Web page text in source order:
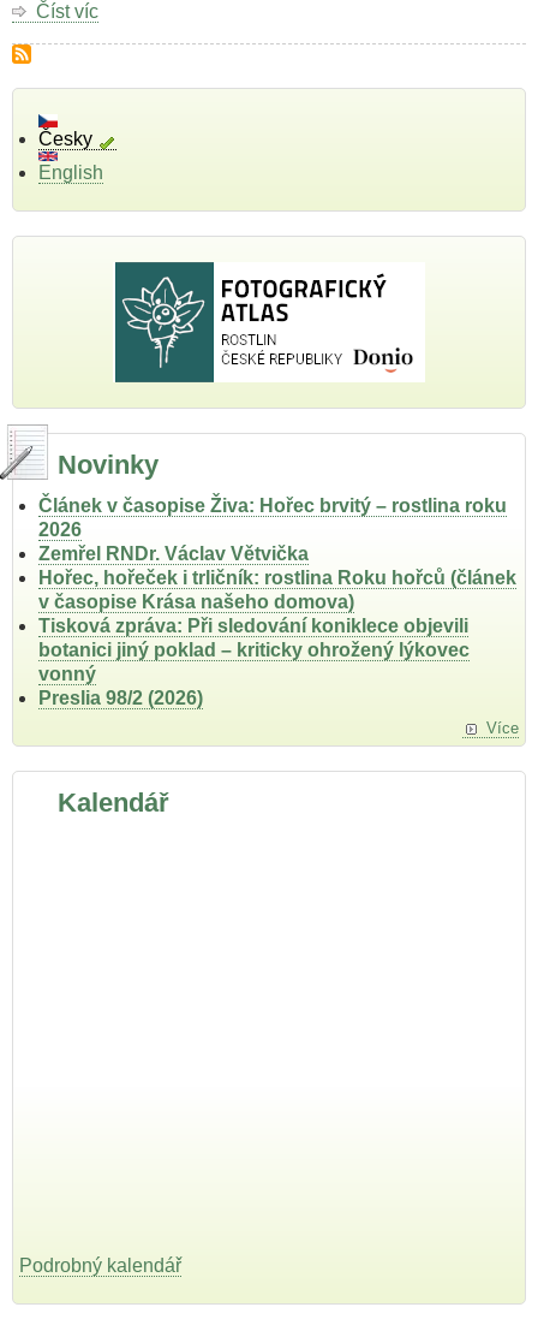
Číst víc
sezónní
Česky
English
Novinky
Článek v časopise Živa: Hořec brvitý – rostlina roku
2026
Zemřel RNDr. Václav Větvička
Hořec, hořeček i trličník: rostlina Roku hořců (článek
v časopise Krása našeho domova)
Tisková zpráva: Při sledování koniklece objevili
botanici jiný poklad – kriticky ohrožený lýkovec
vonný
Preslia 98/2 (2026)
Více
Kalendář
Podrobný kalendář